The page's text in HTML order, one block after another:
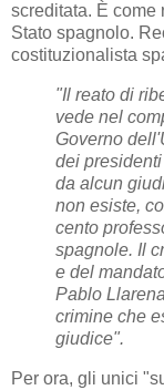
screditata. È come
Stato spagnolo.
costituzionalista
"Il reato di
vede nel
Governo
dei
da alcun
non esiste,
cento
spagnole. Il
e del
Pablo
crimine che
giudice".
Per ora, gli unici